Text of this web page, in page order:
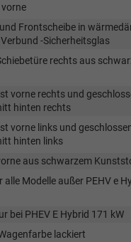
Frontscheibe in
-Sicherheitsglas
rechts aus
vorne rechts und
hinten rechts
vorne links und
hinten links
aus schwarzem
alle Modelle außer PEHV e
bei PHEV E Hybrid 171 kW
lackiert